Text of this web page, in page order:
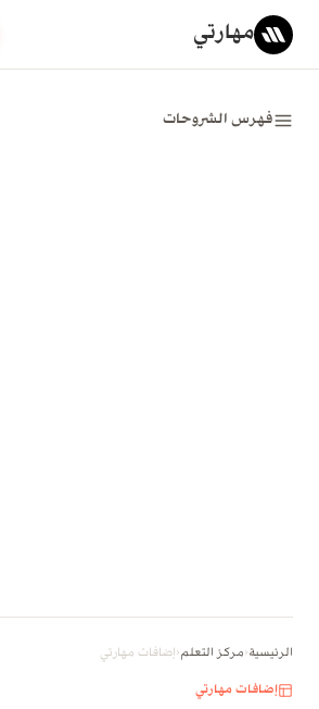
مهارتي
فهرس الشروحات
الرئيسية‹مركز التعلم‹إضافات مهارتي
إضافات مهارتي